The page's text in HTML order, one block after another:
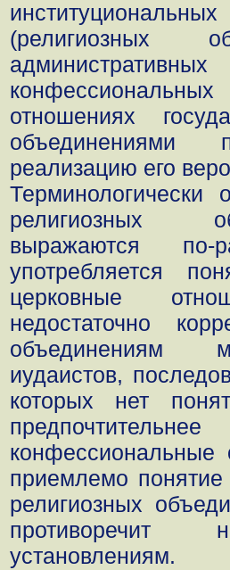
(религиозных
отношениях
объединениями
реализацию его
Терминологически
религиозных
выражаются
употребляется
церковные
недостаточно
объединениям
иудаистов,
которых нет
предпочтительнее
приемлемо понятие
религиозных
противоречит
установлениям.